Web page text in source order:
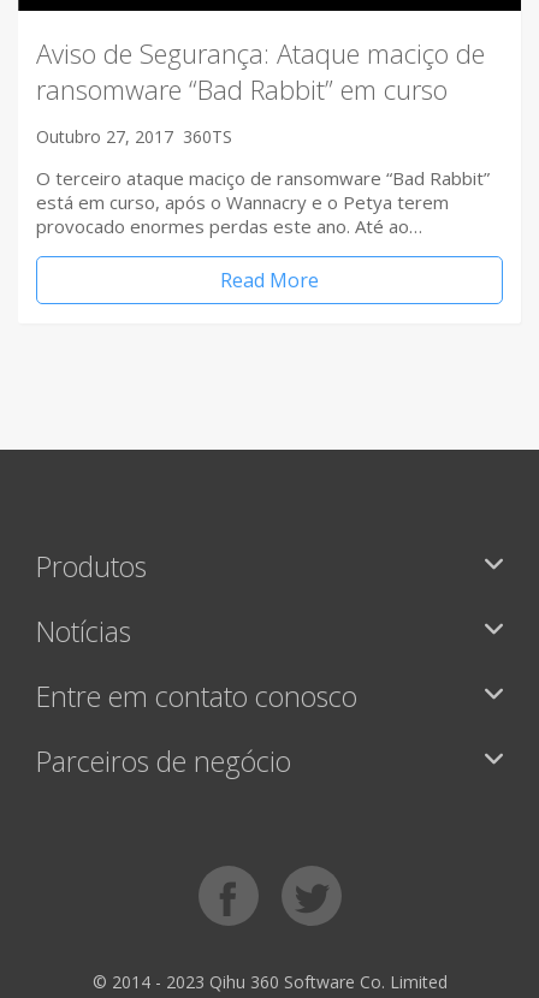
Aviso de Segurança: Ataque maciço de
ransomware “Bad Rabbit” em curso
Outubro 27, 2017 360TS
O terceiro ataque maciço de ransomware “Bad Rabbit”
está em curso, após o Wannacry e o Petya terem
provocado enormes perdas este ano. Até ao…
Read More
Produtos
Notícias
Entre em contato conosco
Parceiros de negócio
© 2014 - 2023 Qihu 360 Software Co. Limited